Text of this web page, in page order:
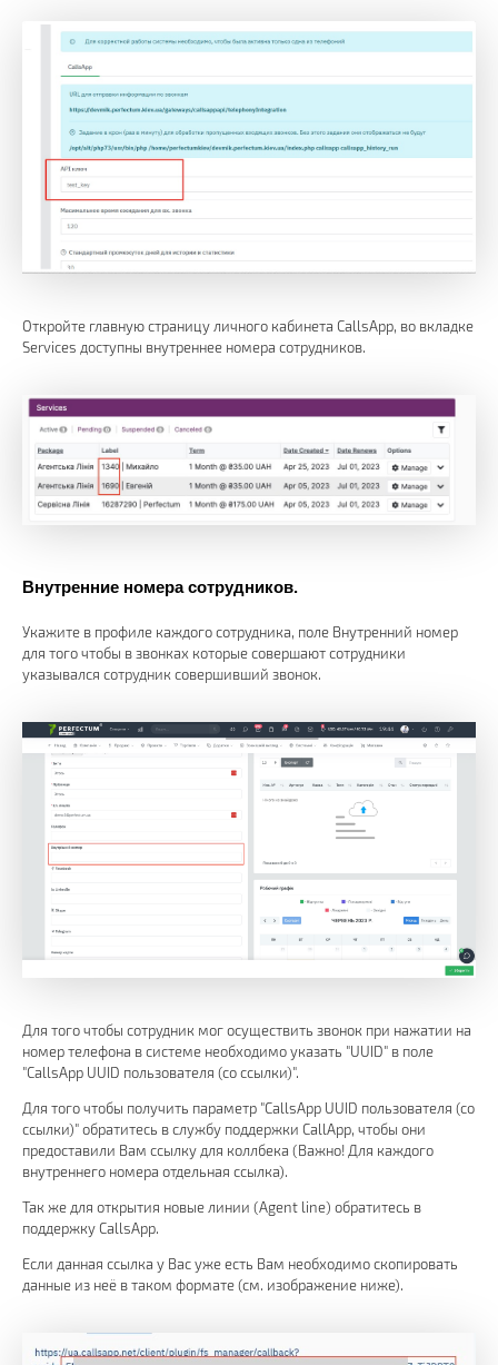
Откройте главную страницу личного кабинета CallsApp, во вкладке
Services доступны внутреннее номера сотрудников.
Внутренние номера сотрудников.
Укажите в профиле каждого сотрудника, поле Внутренний номер
для того чтобы в звонках которые совершают сотрудники
указывался сотрудник совершивший звонок.
Для того чтобы сотрудник мог осуществить звонок при нажатии на
номер телефона в системе необходимо указать "UUID" в поле
"CallsApp UUID пользователя (со ссылки)".
Для того чтобы получить параметр "CallsApp UUID пользователя (со
ссылки)" обратитесь в службу поддержки CallApp, чтобы они
предоставили Вам ссылку для коллбека (Важно! Для каждого
внутреннего номера отдельная ссылка).
Так же для открытия новые линии (Agent line) обратитесь в
поддержку CallsApp.
Если данная ссылка у Вас уже есть Вам необходимо скопировать
данные из неё в таком формате (см. изображение ниже).